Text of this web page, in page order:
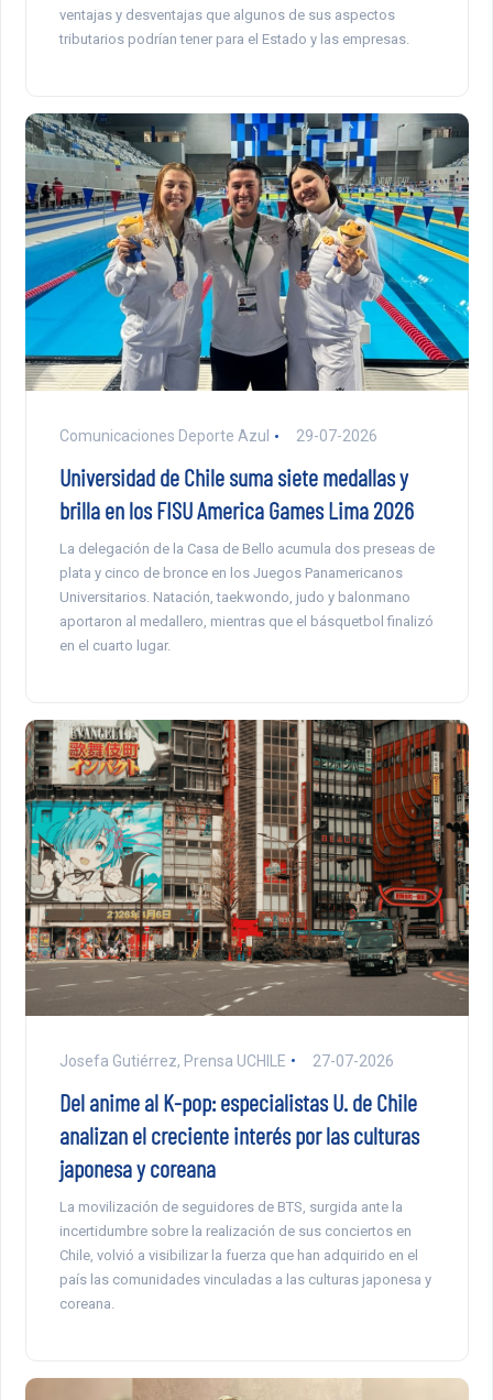
ventajas y desventajas que algunos de sus aspectos
tributarios podrían tener para el Estado y las empresas.
Comunicaciones Deporte Azul 29-07-2026
Universidad de Chile suma siete medallas y
brilla en los FISU America Games Lima 2026
La delegación de la Casa de Bello acumula dos preseas de
plata y cinco de bronce en los Juegos Panamericanos
Universitarios. Natación, taekwondo, judo y balonmano
aportaron al medallero, mientras que el básquetbol finalizó
en el cuarto lugar.
Josefa Gutiérrez, Prensa UCHILE 27-07-2026
Del anime al K-pop: especialistas U. de Chile
analizan el creciente interés por las culturas
japonesa y coreana
La movilización de seguidores de BTS, surgida ante la
incertidumbre sobre la realización de sus conciertos en
Chile, volvió a visibilizar la fuerza que han adquirido en el
país las comunidades vinculadas a las culturas japonesa y
coreana.